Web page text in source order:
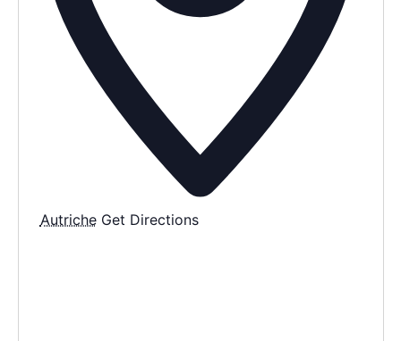
AGENDA
SPECTACLE
À PROPOS
CONTACT
Autriche Get Directions